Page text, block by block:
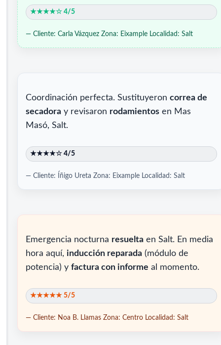
★★★★☆ 4/5
— Cliente: Carla Vázquez Zona: Eixample Localidad: Salt
★★★★☆ 4/5
Coordinación perfecta. Sustituyeroncorrea de
secadora y revisaron rodamientos en Mas
Masó, Salt.
— Cliente: Íñigo Ureta Zona: Eixample Localidad: Salt
★★★★★ 5/5
Emergencia nocturna resuelta en Salt. En media
hora aquí, inducción reparada (módulo de
potencia) yfactura con informe al momento.
— Cliente: Noa B. Llamas Zona: Centro Localidad: Salt